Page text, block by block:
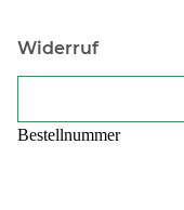
Widerruf
Bestellnummer